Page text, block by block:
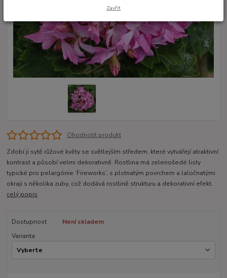
Ohodnotit produkt
Zdobí ji sytě růžové květy se světlejším středem, které vytvářejí atraktivní
kontrast a působí velmi dekorativně. Rostlina má zelenošedé listy
typické pro pelargónie ‘Fireworks’, s plstnatým povrchem a laločnatými
okraji s několika zuby, což dodává rostlině strukturu a dekorativní efekt.
celý popis
Dostupnost
Není skladem
Varianta
Zavřít